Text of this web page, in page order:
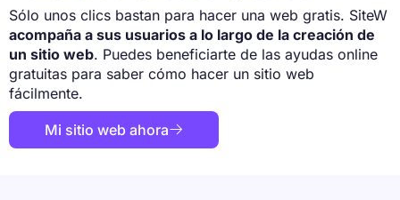
Sólo unos clics bastan para hacer una web gratis. SiteW
acompaña a sus usuarios a lo largo de la creación de
un sitio web. Puedes beneficiarte de las ayudas online
gratuitas para saber cómo hacer un sitio web
fácilmente.

Mi sitio web ahora